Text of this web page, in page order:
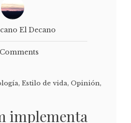
El Decano
, Estilo de vida, Opinión,
implementa